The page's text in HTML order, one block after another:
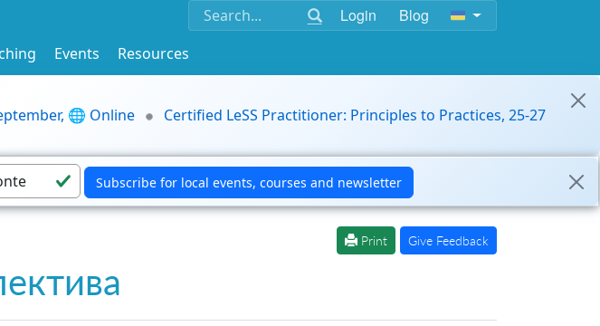
Login Blog
Events
Resources
🌐 Online
Certified LeSS Practitioner: Principles to Practices, 25-27
Print Give Feedback